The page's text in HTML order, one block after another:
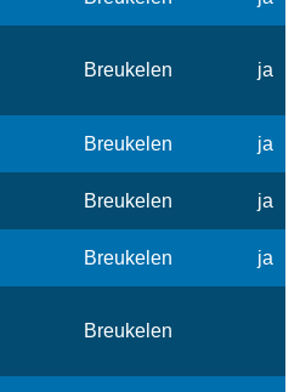
Breukelen ja
Breukelen ja
Breukelen ja
Breukelen ja
Breukelen